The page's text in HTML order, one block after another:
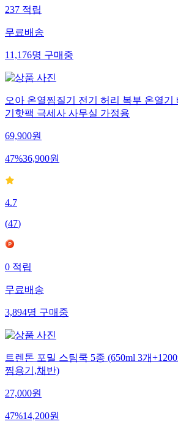
237적립
무료배송
11,176명구매중
오아 온열찜질기 전기 허리 복부 온열기
기핫팩 극세사 사무실 가정용
69,900원
47%36,900원
4.7
(47)
0적립
무료배송
3,894명구매중
트렌톤 포밀 스팀쿡 5종 (650ml 3개
찜용기,채반)
27,000원
47%14,200원